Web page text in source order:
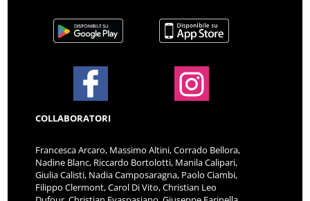
COLLABORATORI
Francesca Arcaro, Massimo Altini, Corrado Bellora,
Nadine Blanc, Riccardo Bortolotti, Manila Calipari,
Giulia Calisti, Nadia Camposaragna, Paolo Ciambi,
Filippo Clermont, Carol Di Vito, Christian Leo